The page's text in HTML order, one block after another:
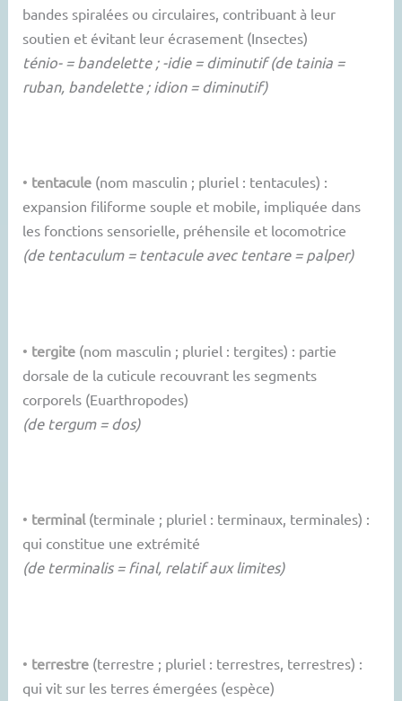
bandes spiralées ou circulaires, contribuant à leur
soutien et évitant leur écrasement (Insectes)
ténio- = bandelette ; -idie = diminutif (de tainia =
ruban, bandelette ; idion = diminutif)
• tentacule (nom masculin ; pluriel : tentacules) :
expansion filiforme souple et mobile, impliquée dans
les fonctions sensorielle, préhensile et locomotrice
(de tentaculum = tentacule avec tentare = palper)
• tergite (nom masculin ; pluriel : tergites) : partie
dorsale de la cuticule recouvrant les segments
corporels (Euarthropodes)
(de tergum = dos)
• terminal(terminale ; pluriel : terminaux, terminales) :
qui constitue une extrémité
(de terminalis = final, relatif aux limites)
• terrestre (terrestre ; pluriel : terrestres, terrestres) :
qui vit sur les terres émergées (espèce)